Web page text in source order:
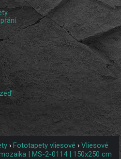
›Fototapety vliesové ›Vliesové
| MS-2-0114 | 150x250 cm